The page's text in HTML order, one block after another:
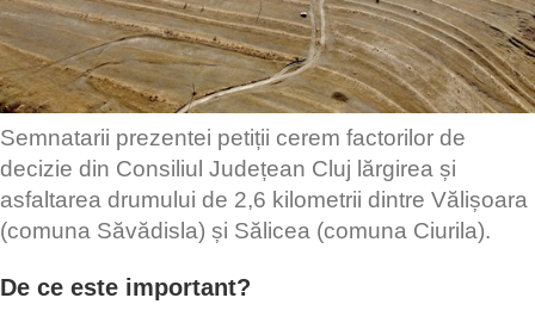
Semnatarii prezentei petiții cerem factorilor de
decizie din Consiliul Județean Cluj lărgirea și
asfaltarea drumului de 2,6 kilometrii dintre Vălișoara
(comuna Săvădisla) și Sălicea (comuna Ciurila).
De ce este important?